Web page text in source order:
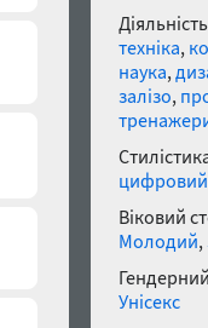
техніка,
наука,
залізо,
цифровий
Віковий
Молодий,
Унісекс